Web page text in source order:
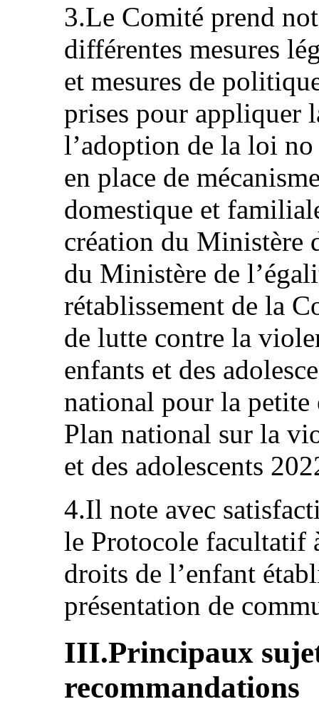
3.Le Comité prend
différentes mesures
et mesures de
prises pour appliquer
l’adoption de la loi
en place de
domestique et
création du Ministère
du Ministère de
rétablissement de la
de lutte contre la
enfants et des
national pour la petite
Plan national sur la
et des adolescents
4.Il note avec
le Protocole facultatif
droits de l’enfant
présentation de
III.Principaux
recommandations